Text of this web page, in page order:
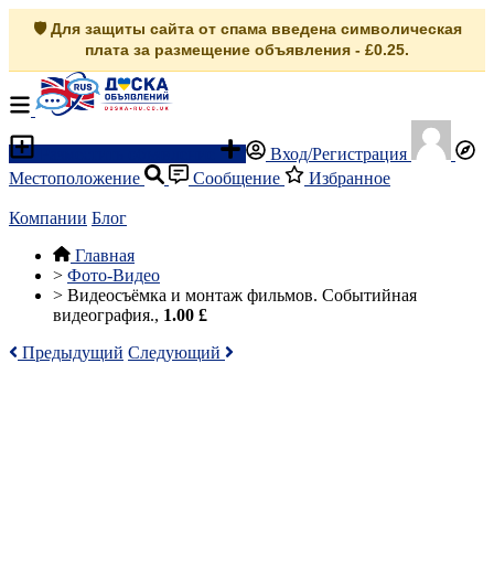
🛡️ Для защиты сайта от спама введена символическая
плата за размещение объявления - £0.25.
Вход/Регистрация
Местоположение
Сообщение Избранное
Компании Блог
Главная
> Фото-Видео
> Видеосъёмка и монтаж фильмов. Событийная
видеография., 1.00 £
Предыдущий Следующий